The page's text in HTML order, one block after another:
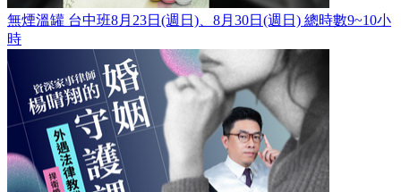
無煙溫罐 台中班8月23日(週日)、8月30日(週日) 總時數9~10小
時